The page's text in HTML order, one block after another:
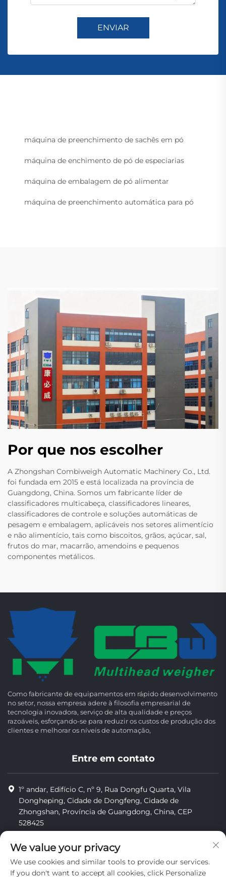
ENVIAR
máquina de preenchimento de sachês em pó
máquina de enchimento de pó de especiarias
máquina de embalagem de pó alimentar
máquina de preenchimento automática para pó
Por que nos escolher
A Zhongshan Combiweigh Automatic Machinery Co., Ltd.
foi fundada em 2015 e está localizada na província de
Guangdong, China. Somos um fabricante líder de
classificadores multicabeça, classificadores lineares,
classificadores de controle e soluções automáticas de
pesagem e embalagem, aplicáveis nos setores alimentício
e não alimentício, tais como biscoitos, grãos, açúcar, sal,
frutos do mar, macarrão, amendoins e pequenos
componentes metálicos.
Como fabricante de equipamentos em rápido desenvolvimento
no setor, nossa empresa adere à filosofia empresarial de
tecnologia inovadora, serviço de alta qualidade e preços
razoáveis, esforçando-se para reduzir os custos de produção dos
clientes e melhorar os níveis de automação,
Entre em contato
1º andar, Edifício C, nº 9, Rua Dongfu Quarta, Vila
Dongheping, Cidade de Dongfeng, Cidade de
Zhongshan, Província de Guangdong, China, CEP
528425
[email protected]
We value your privacy
We use cookies and similar tools to provide our services.
If you don't want to accept all cookies, click Personalize